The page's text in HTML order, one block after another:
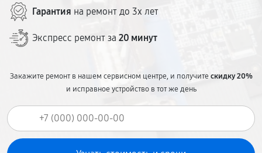
Гарантия на ремонт до 3х лет
Экспресс ремонт за 20 минут
Закажите ремонт в нашем сервисном центре, и получитескидку 20%
и исправное устройство в тот же день